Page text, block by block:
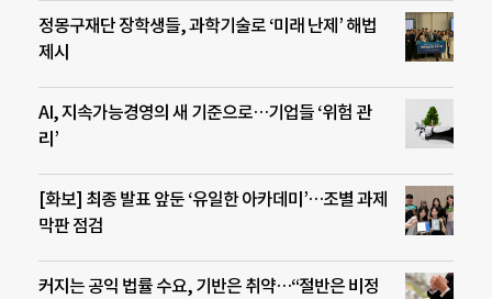
정몽구재단 장학생들, 과학기술로 ‘미래 난제’ 해법
제시
AI, 지속가능경영의 새 기준으로…기업들 ‘위험 관
리’
[화보] 최종 발표 앞둔 ‘유일한 아카데미’…조별 과제
막판 점검
커지는 공익 법률 수요, 기반은 취약…“절반은 비정